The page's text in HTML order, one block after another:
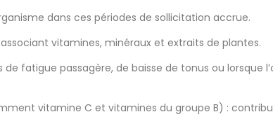
dans ces périodes de sollicitation accrue.
vitamines, minéraux et extraits de plantes.
fatigue passagère, de baisse de tonus ou lorsque
vitamine C et vitamines du groupe B) :